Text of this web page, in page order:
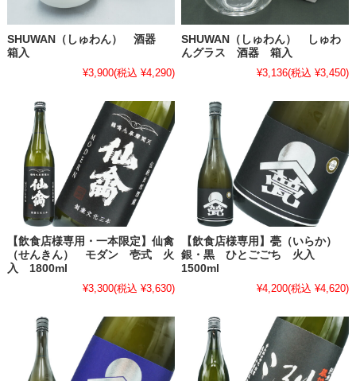
SHUWAN（しゅわん） 酒器
箱入
¥3,900(税込 ¥4,290)
SHUWAN（しゅわん） しゅわ
んグラス 酒器 箱入
¥3,136(税込 ¥3,450)
【飲食店様専用・一本限定】仙禽
（せんきん） モダン 壱式 火
入 1800ml
¥3,300(税込 ¥3,630)
【飲食店様専用】甍（いらか）
銀・黒 ひとごごち 火入
1500ml
¥4,200(税込 ¥4,620)